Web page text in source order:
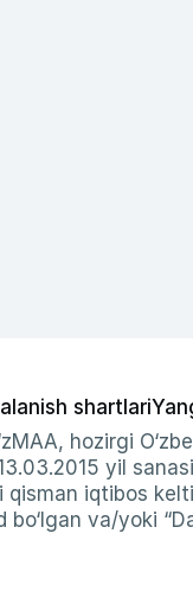
shartlari
hozirgi
yil
qisman iqtibos
va/yoki